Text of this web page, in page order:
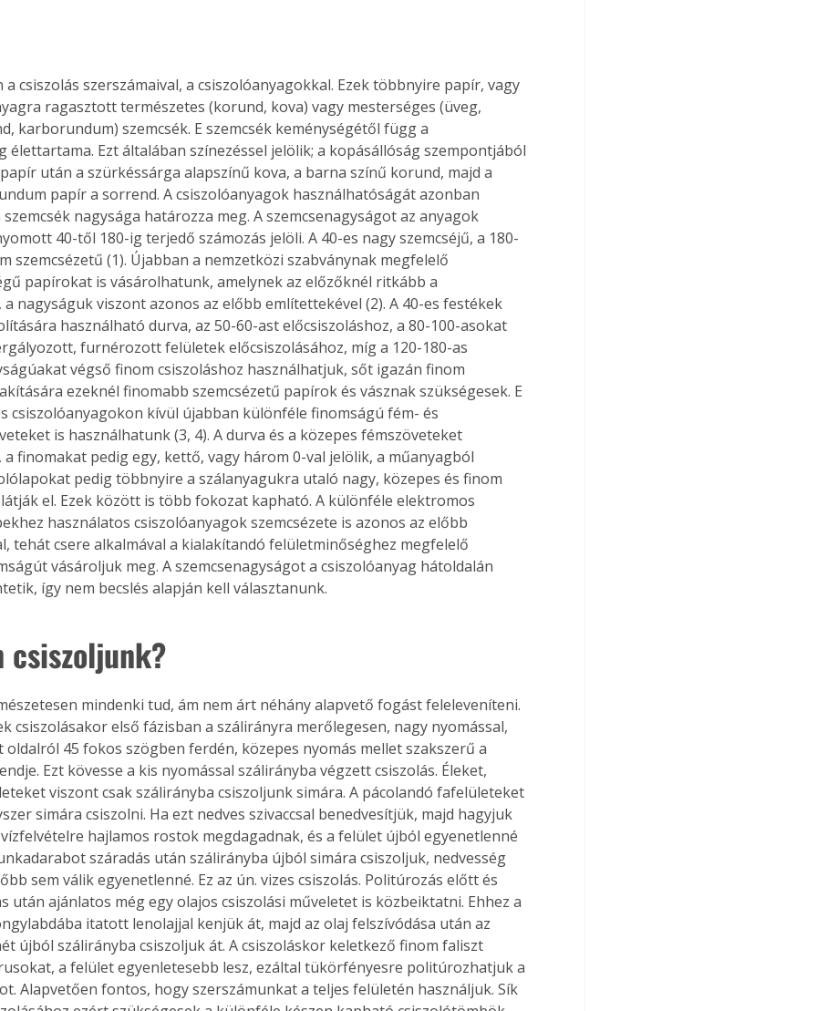
az
Old
új,
egyedi
vagy
is
Bárhol,
élve
az
Együtt jobban megéri!
Bővebb információ itt!
Együtt jobban megéri! A
könyvek tetszőleges
párosítással kedvezményes
áron, 0 Ft postaköltséggel
megrendelhetők!
csiszolás szerszámaival, a csiszolóanyagokkal. Ezek többnyire papír, vagy
ragasztott természetes (korund, kova) vagy mesterséges (üveg,
karborundum) szemcsék. E szemcsék keménységétől függ a
élettartama. Ezt általában színezéssel jelölik; a kopásállóság szempontjából
után a szürkéssárga alapszínű kova, a barna színű korund, majd a
papír a sorrend. A csiszolóanyagok használhatóságát azonban
nagysága határozza meg. A szemcsenagyságot az anyagok
40-től 180-ig terjedő számozás jelöli. A 40-es nagy szemcséjű, a 180-
szemcsézetű (1). Újabban a nemzetközi szabványnak megfelelő
papírokat is vásárolhatunk, amelynek az előzőknél ritkább a
a nagyságuk viszont azonos az előbb említettekével (2). A 40-es festékek
használható durva, az 50-60-ast előcsiszoláshoz, a 80-100-asokat
furnérozott felületek előcsiszolásához, míg a 120-180-as
végső finom csiszoláshoz használhatjuk, sőt igazán finom
ezeknél finomabb szemcsézetű papírok és vásznak szükségesek. E
csiszolóanyagokon kívül újabban különféle finomságú fém- és
is használhatunk (3, 4). A durva és a közepes fémszöveteket
a finomakat pedig egy, kettő, vagy három 0-val jelölik, a műanyagból
pedig többnyire a szálanyagukra utaló nagy, közepes és finom
el. Ezek között is több fokozat kapható. A különféle elektromos
használatos csiszolóanyagok szemcsézete is azonos az előbb
tehát csere alkalmával a kialakítandó felületminőséghez megfelelő
vásároljuk meg. A szemcsenagyságot a csiszolóanyag hátoldalán
így nem becslés alapján kell választanunk.
csiszoljunk?
mindenki tud, ám nem árt néhány alapvető fogást feleleveníteni.
csiszolásakor első fázisban a szálirányra merőlegesen, nagy nyomással,
oldalról 45 fokos szögben ferdén, közepes nyomás mellet szakszerű a
Ezt kövesse a kis nyomással szálirányba végzett csiszolás. Éleket,
viszont csak szálirányba csiszoljunk simára. A pácolandó fafelületeket
simára csiszolni. Ha ezt nedves szivaccsal benedvesítjük, majd hagyjuk
hajlamos rostok megdagadnak, és a felület újból egyenetlenné
száradás után szálirányba újból simára csiszoljuk, nedvesség
sem válik egyenetlenné. Ez az ún. vizes csiszolás. Politúrozás előtt és
után ajánlatos még egy olajos csiszolási műveletet is közbeiktatni. Ehhez a
itatott lenolajjal kenjük át, majd az olaj felszívódása után az
újból szálirányba csiszoljuk át. A csiszoláskor keletkező finom faliszt
a felület egyenletesebb lesz, ezáltal tükörfényesre politúrozhatjuk a
Alapvetően fontos, hogy szerszámunkat a teljes felületén használjuk. Sík